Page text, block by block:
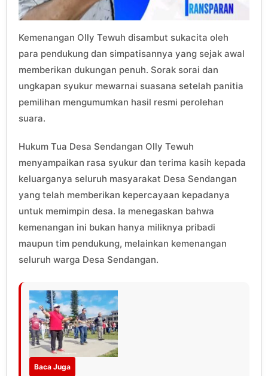
Kemenangan Olly Tewuh disambut sukacita oleh
para pendukung dan simpatisannya yang sejak awal
memberikan dukungan penuh. Sorak sorai dan
ungkapan syukur mewarnai suasana setelah panitia
pemilihan mengumumkan hasil resmi perolehan
suara.
Hukum Tua Desa Sendangan Olly Tewuh
menyampaikan rasa syukur dan terima kasih kepada
keluarganya seluruh masyarakat Desa Sendangan
yang telah memberikan kepercayaan kepadanya
untuk memimpin desa. Ia menegaskan bahwa
kemenangan ini bukan hanya miliknya pribadi
maupun tim pendukung, melainkan kemenangan
seluruh warga Desa Sendangan.
Baca Juga